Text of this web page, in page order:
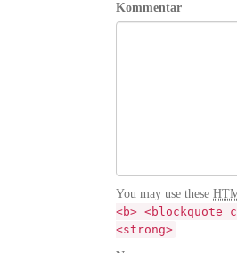
Kommentar
You may use these
<b> <blockquote
<strong>